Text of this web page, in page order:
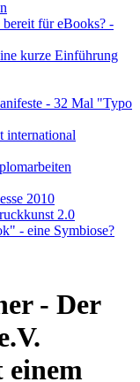
für eBooks? -
kurze Einführung
- 32 Mal "Typo
international
2010
2.0
- eine Symbiose?
- Der